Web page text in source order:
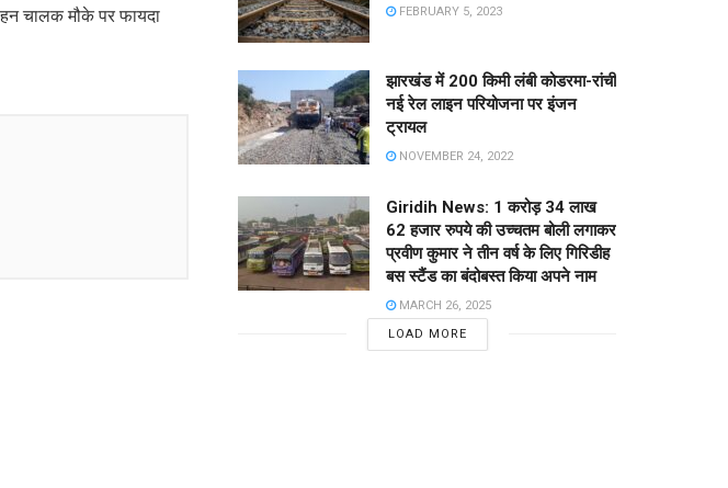
चालक मौके पर फायदा
FEBRUARY 5, 2023
झारखंड में 200 किमी लंबी कोडरमा-रांची
नई रेल लाइन परियोजना पर इंजन
ट्रायल
NOVEMBER 24, 2022
Giridih News: 1 करोड़ 34 लाख
62 हजार रुपये की उच्चतम बोली लगाकर
प्रवीण कुमार ने तीन वर्ष के लिए गिरिडीह
बस स्टैंड का बंदोबस्त किया अपने नाम
MARCH 26, 2025
LOAD MORE